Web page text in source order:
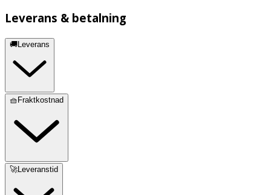
Leverans & betalning
🚚Leverans
🧺Fraktkostnad
🚀Leveranstid